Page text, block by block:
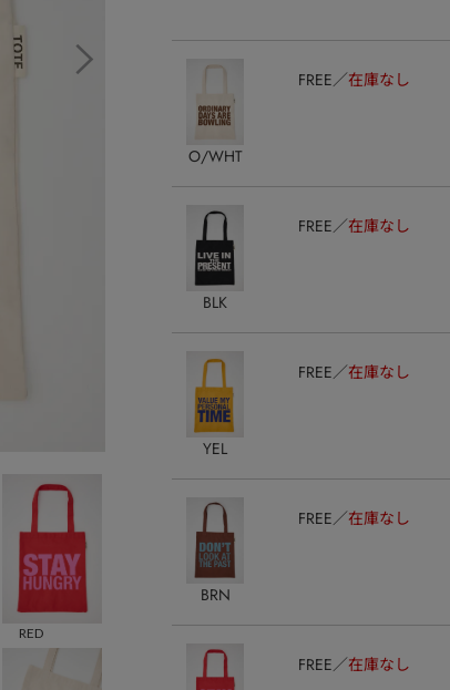
RED
O/WHT
FREE 在庫なし
BLK
FREE 在庫なし
YEL
FREE 在庫なし
BRN
FREE 在庫なし
FREE 在庫なし